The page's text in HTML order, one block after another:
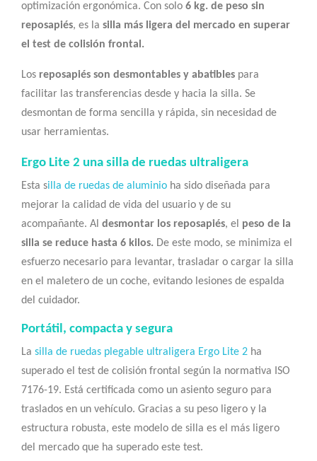
optimización ergonómica. Con solo 6 kg. de peso sin
reposapiés, es la silla más ligera del mercado en superar
el test de colisión frontal.
Los reposapiés son desmontables y abatibles para
facilitar las transferencias desde y hacia la silla. Se
desmontan de forma sencilla y rápida, sin necesidad de
usar herramientas.
Ergo Lite 2 una silla de ruedas ultraligera
Esta silla de ruedas de aluminio ha sido diseñada para
mejorar la calidad de vida del usuario y de su
acompañante. Al desmontar los reposapiés, el peso de la
silla se reduce hasta 6 kilos. De este modo, se minimiza el
esfuerzo necesario para levantar, trasladar o cargar la silla
en el maletero de un coche, evitando lesiones de espalda
del cuidador.
Portátil, compacta y segura
La silla de ruedas plegable ultraligera Ergo Lite 2 ha
superado el test de colisión frontal según la normativa ISO
7176-19. Está certificada como un asiento seguro para
traslados en un vehículo. Gracias a su peso ligero y la
estructura robusta, este modelo de silla es el más ligero
del mercado que ha superado este test.